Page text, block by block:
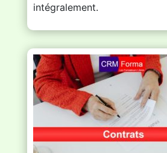
intégralement.